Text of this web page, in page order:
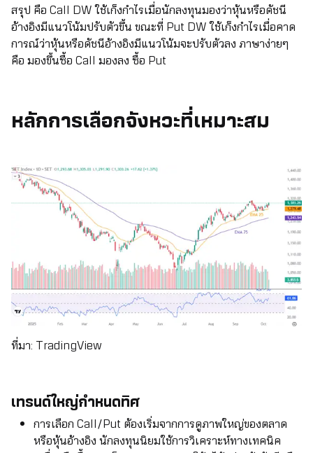
สรุป คือ Call DW ใช้เก็งกำไรเมื่อนักลงทุนมองว่าหุ้นหรือดัชนี
อ้างอิงมีแนวโน้มปรับตัวขึ้น ขณะที่ Put DW ใช้เก็งกำไรเมื่อคาด
การณ์ว่าหุ้นหรือดัชนีอ้างอิงมีแนวโน้มจะปรับตัวลง ภาษาง่ายๆ
คือ มองขึ้นซื้อ Call มองลง ซื้อ Put
หลักการเลือกจังหวะที่เหมาะสม
ที่มา: TradingView
เทรนด์ใหญ่กำหนดทิศ
การเลือก Call/Put ต้องเริ่มจากการดูภาพใหญ่ของตลาด
หรือหุ้นอ้างอิง นักลงทุนนิยมใช้การวิเคราะห์ทางเทคนิค